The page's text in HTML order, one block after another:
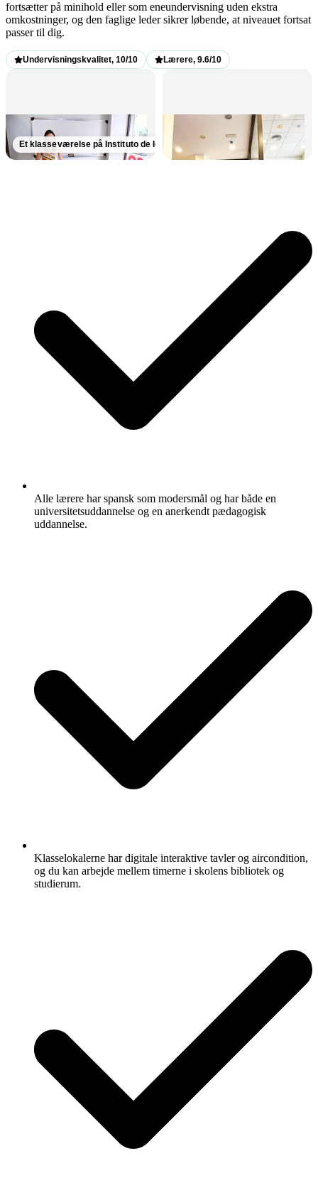
fortsætter på minihold eller som eneundervisning uden ekstra
omkostninger, og den faglige leder sikrer løbende, at niveauet fortsat
passer til dig.
Undervisningskvalitet, 10/10 Lærere, 9.6/10
Et klasseværelse på Instituto de Idiomas
Alle lærere har spansk som modersmål og har både en
universitetsuddannelse og en anerkendt pædagogisk
uddannelse.
Klasselokalerne har digitale interaktive tavler og aircondition,
og du kan arbejde mellem timerne i skolens bibliotek og
studierum.